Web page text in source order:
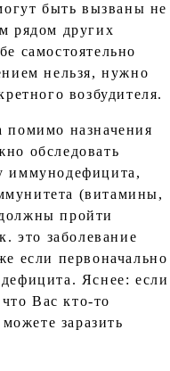
быть вызваны не
рядом других
самостоятельно
нельзя, нужно
возбудителя.
назначения
обследовать
иммунодефицита,
(витамины,
пройти
это заболевание
если первоначально
Яснее: если
Вас кто-то
заразить